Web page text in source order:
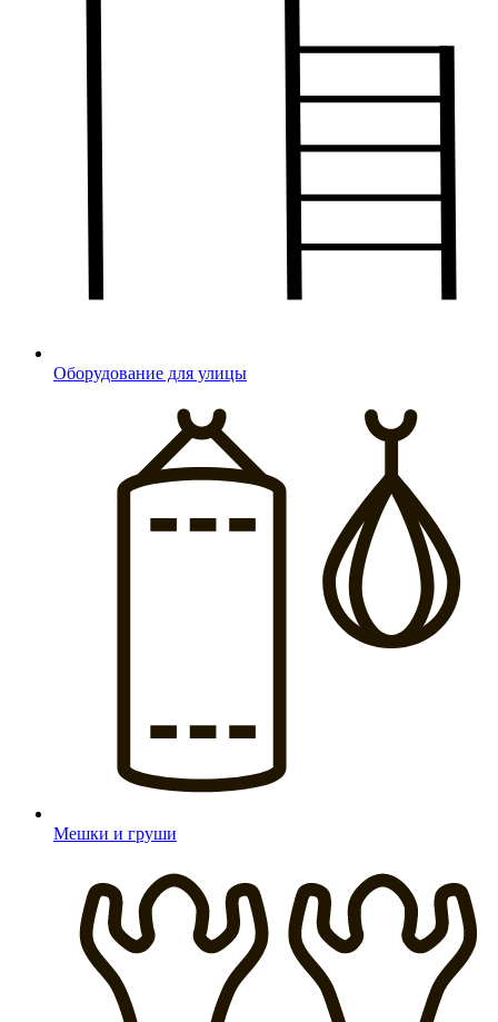
Оборудование для улицы
Мешки и груши